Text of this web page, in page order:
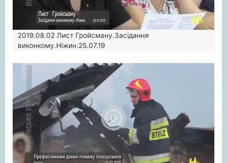
2019.08.02 Лист Гройсману.Засідання
виконкому.Ніжин.25.07.19